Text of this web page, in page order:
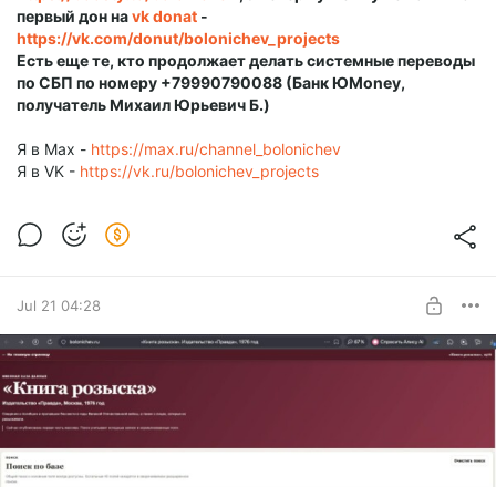
первый дон наvk donat -
https://vk.com/donut/bolonichev_projects
Есть еще те, кто продолжает делать системные переводы
по СБП по номеру +79990790088 (Банк ЮMoney,
получатель Михаил Юрьевич Б.)
Я в Max - https://max.ru/channel_bolonichev
Я в VK - https://vk.ru/bolonichev_projects
Jul 21 04:28